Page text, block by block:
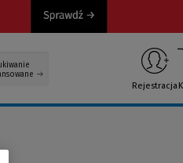
Rejestracja